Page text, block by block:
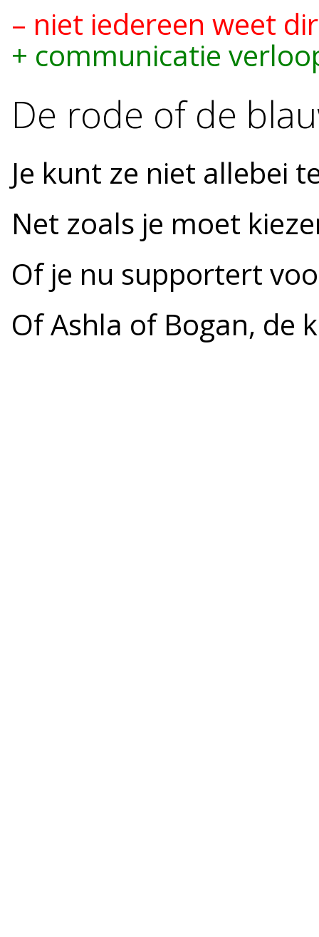
– niet iedereen weet
+ communicatie
De rode of de
Je kunt ze niet allebei
Net zoals je moet
Of je nu supportert
Of Ashla of Bogan, de